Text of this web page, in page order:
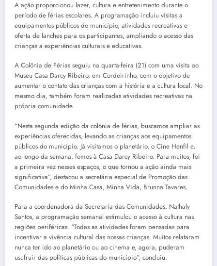
A ação proporcionou lazer, cultura e entretenimento durante o
período de férias escolares. A programação incluiu visitas a
equipamentos públicos do município, atividades recreativas e
oferta de lanches para os participantes, ampliando o acesso das
crianças a experiências culturais e educativas.
A Colônia de Férias seguiu na quarta-feira (21) com uma visita ao
Museu Casa Darcy Ribeiro, em Cordeirinho, com o objetivo de
aumentar o contato das crianças com a história e a cultura local. No
mesmo dia, também foram realizadas atividades recreativas na
própria comunidade.
“Nesta segunda edição da colônia de férias, buscamos ampliar as
experiências oferecidas, levando as crianças aos equipamentos
públicos do município. Já visitamos o planetário, o Cine Henfil e,
ao longo da semana, fomos à Casa Darcy Ribeiro. Para muitos, foi
a primeira vez nesses espaços, o que tornou a ação ainda mais
significativa”, destacou a secretária especial de Promoção das
Comunidades e do Minha Casa, Minha Vida, Brunna Tavares.
Para a coordenadora da Secretaria das Comunidades, Nathaly
Santos, a programação semanal estimulou o acesso à cultura nas
regiões periféricas. “Todas as atividades foram pensadas para
incentivar a vivência cultural das nossas crianças. Muitos relataram
nunca ter ido ao planetário ou ao cinema e, agora, puderam
usufruir das políticas públicas do município”, concluiu.